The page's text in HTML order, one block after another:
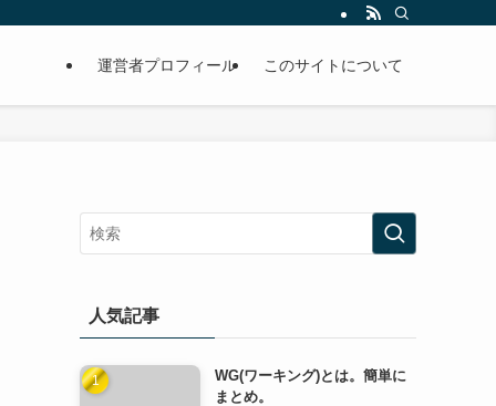
運営者プロフィール このサイトについて
人気記事
WG(ワーキング)とは。簡単に
まとめ。